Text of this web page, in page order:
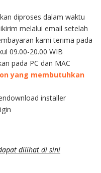
diproses dalam waktu
melalui email setelah
kami terima pada
09.00-20.00 WIB
pada PC dan MAC
yang membutuhkan
installer
dilihat di sini